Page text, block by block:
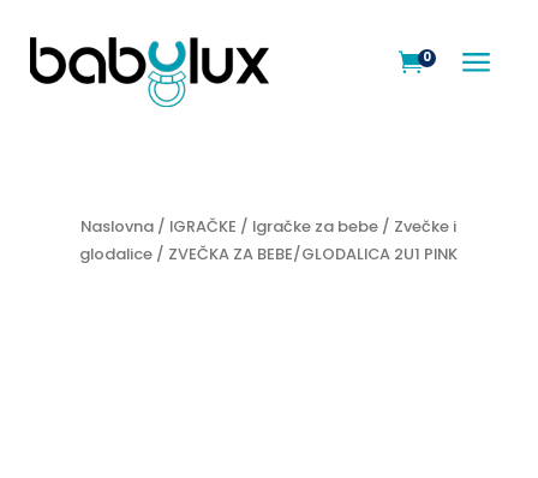
a
0
Naslovna / IGRAČKE / Igračke za bebe / Zvečke i
glodalice / ZVEČKA ZA BEBE/GLODALICA 2U1 PINK